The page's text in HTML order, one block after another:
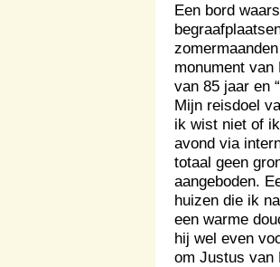
Een bord
monument van
van 85 jaar en
Mijn reisdoel
ik wist niet of
avond via
totaal geen
aangeboden.
huizen die ik
een warme
hij wel even
om Justus van